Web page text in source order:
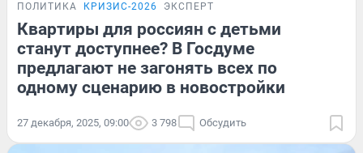
ПОЛИТИКА КРИЗИС-2026 ЭКСПЕРТ
Квартиры для россиян с детьми
станут доступнее? В Госдуме
предлагают не загонять всех по
одному сценарию в новостройки
27 декабря, 2025, 09:00 3 798 Обсудить